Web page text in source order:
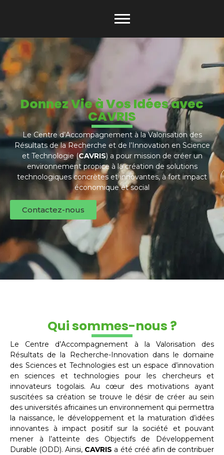
Donnez Vie à Vos Idées avec
CAVRIS
Le Centre d’Accompagnement à la Valorisation des
Résultats de la Recherche et de l’Innovation en Science
et Technologie (CAVRIS) a pour mission de créer un
environnement propice à la création de solutions
technologiques concrètes et innovantes, à fort impact
économique et social
Contactez-nous
Qui sommes-nous ?
Le Centre d’Accompagnement à la Valorisation des
Résultats de la Recherche-Innovation dans le domaine
des Sciences et Technologies est un espace d’innovation
en sciences et technologies pour les chercheurs et
innovateurs togolais. Au cœur des motivations ayant
suscitées sa création se trouve le désir de créer au sein
des universités africaines un environnement qui permettra
la naissance, le développement et la maturation d’idées
innovantes à impact positif sur la société et pouvant
mener à l’atteinte des Objectifs de Développement
Durable (ODD). Ainsi, CAVRIS a été créé afin de contribuer